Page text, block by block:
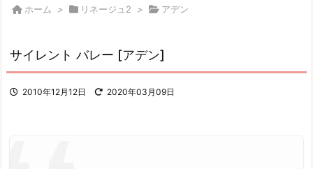
ホーム > リネージュ2 > アデン
サイレント バレー [アデン]
2010年12月12日 2020年03月09日